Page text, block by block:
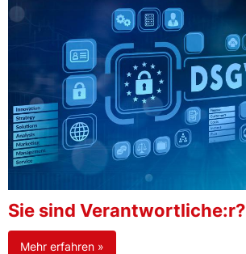
Sie sind Verantwortliche:r?
Mehr erfahren »